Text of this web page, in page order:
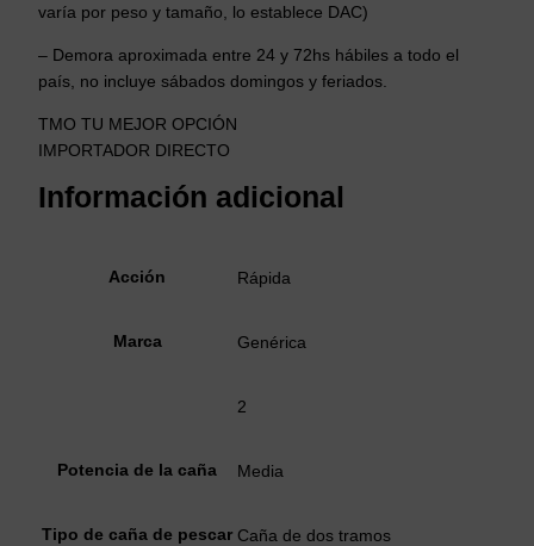
varía por peso y tamaño, lo establece DAC)
– Demora aproximada entre 24 y 72hs hábiles a todo el
país, no incluye sábados domingos y feriados.
TMO TU MEJOR OPCIÓN
IMPORTADOR DIRECTO
Información adicional
Acción Rápida
Marca Genérica
2
Potencia de la caña Media
Tipo de caña de pescar Caña de dos tramos